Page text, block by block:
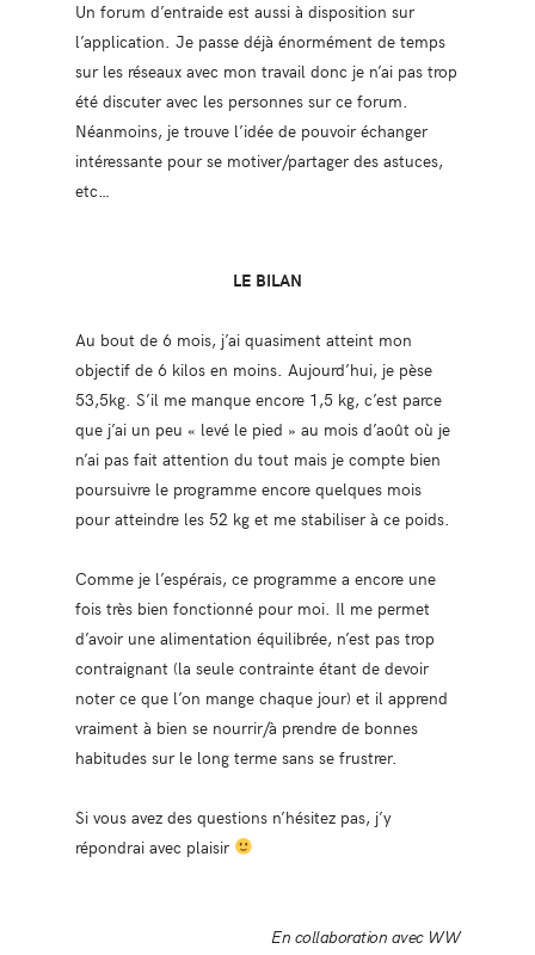
Un forum d’entraide est aussi à disposition sur
l’application. Je passe déjà énormément de temps
sur les réseaux avec mon travail donc je n’ai pas trop
été discuter avec les personnes sur ce forum.
Néanmoins, je trouve l’idée de pouvoir échanger
intéressante pour se motiver/partager des astuces,
etc…
LE BILAN
Au bout de 6 mois, j’ai quasiment atteint mon
objectif de 6 kilos en moins. Aujourd’hui, je pèse
53,5kg. S’il me manque encore 1,5 kg, c’est parce
que j’ai un peu « levé le pied » au mois d’août où je
n’ai pas fait attention du tout mais je compte bien
poursuivre le programme encore quelques mois
pour atteindre les 52 kg et me stabiliser à ce poids.
Comme je l’espérais, ce programme a encore une
fois très bien fonctionné pour moi. Il me permet
d’avoir une alimentation équilibrée, n’est pas trop
contraignant (la seule contrainte étant de devoir
noter ce que l’on mange chaque jour) et il apprend
vraiment à bien se nourrir/à prendre de bonnes
habitudes sur le long terme sans se frustrer.
Si vous avez des questions n’hésitez pas, j’y
répondrai avec plaisir
En collaboration avec WW